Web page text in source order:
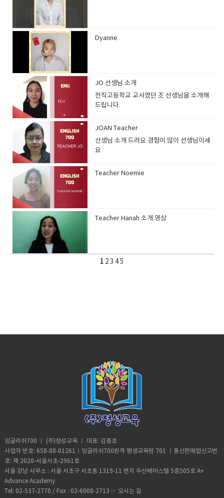
Dyanne
JO 선생님 소개
전직고등학교 교사였던 조 선생님을 소개해
드립니다.
JOAN Teacher
선생님 소개 드려요 경험이 많이 선생님이세
Teacher Noemie
Teacher Hanah 소개 영상
1 2 3 45
잉글리쉬700 ㅣ (주)정성교육 ㅣ 대표: 김종호
사업자 번호: 658-88-01261ㅣ잉글리쉬700원격 평생교육원 701 ㅣ통신판매업신고번
호: 제 2020-서울서초-2961호
서울 강남 사무소 : 서울 서초구 서초동 1319-11 번지 두산베어스텔 5층505호 A+
Advance Academy
Tel: 02-537-2770 / Fax : 02-6008-2713 ☞ 오시는 길